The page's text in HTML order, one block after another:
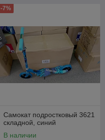
-7%
Самокат подростковый 3621
складной, синий
В наличии